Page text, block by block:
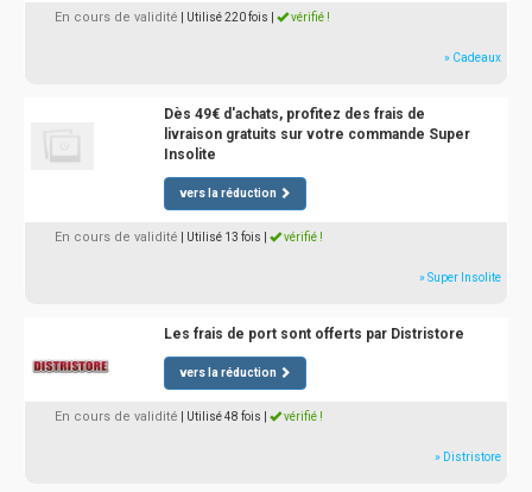
En cours de validité | Utilisé 220 fois vérifié !
» Cadeaux
Dès 49€ d'achats, profitez des frais de
livraison gratuits sur votre commande Super
Insolite
vers la réduction
En cours de validité | Utilisé 13 fois vérifié !
» Super Insolite
Les frais de port sont offerts par Distristore
vers la réduction
En cours de validité | Utilisé 48 fois vérifié !
» Distristore